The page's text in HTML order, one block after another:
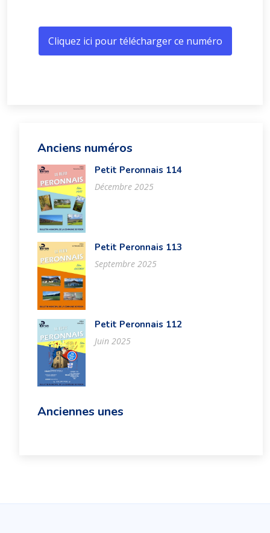
Cliquez ici pour télécharger ce numéro
Anciens numéros
Petit Peronnais 114
Décembre 2025
Petit Peronnais 113
Septembre 2025
Petit Peronnais 112
Juin 2025
Anciennes unes